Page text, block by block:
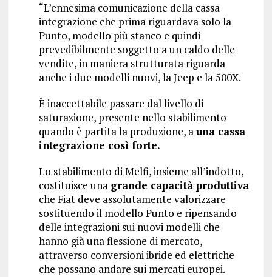
“L’ennesima comunicazione della cassa
integrazione che prima riguardava solo la
Punto, modello più stanco e quindi
prevedibilmente soggetto a un caldo delle
vendite, in maniera strutturata riguarda
anche i due modelli nuovi, la Jeep e la 500X.
È inaccettabile passare dal livello di
saturazione, presente nello stabilimento
quando è partita la produzione, auna cassa
integrazione così forte.
Lo stabilimento di Melfi, insieme all’indotto,
costituisce una grande capacità produttiva
che Fiat deve assolutamente valorizzare
sostituendo il modello Punto e ripensando
delle integrazioni sui nuovi modelli che
hanno già una flessione di mercato,
attraverso conversioni ibride ed elettriche
che possano andare sui mercati europei.